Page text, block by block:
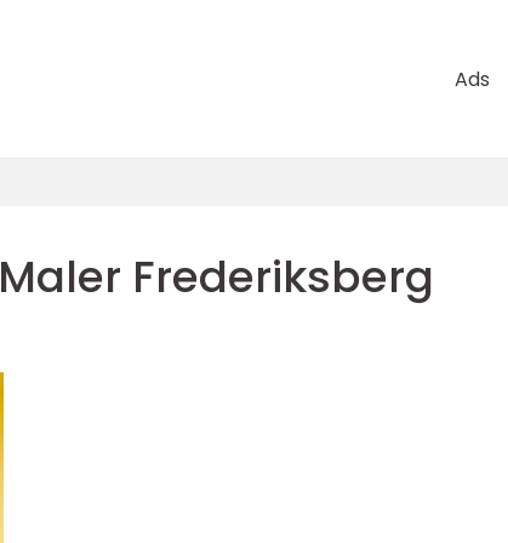
Ads
Maler Frederiksberg